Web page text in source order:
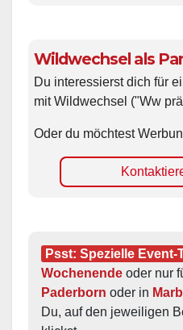
Wildwechsel als
Du interessierst dich für
mit Wildwechsel ("Ww
Oder du möchtest
Psst: Spezielle Event-
Wochenende oder nur
Paderborn oder in
Du, auf den jeweiligen